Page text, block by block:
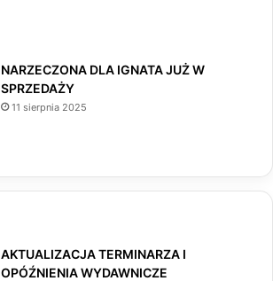
NARZECZONA DLA IGNATA JUŻ W
SPRZEDAŻY
11 sierpnia 2025
AKTUALIZACJA TERMINARZA I
OPÓŹNIENIA WYDAWNICZE